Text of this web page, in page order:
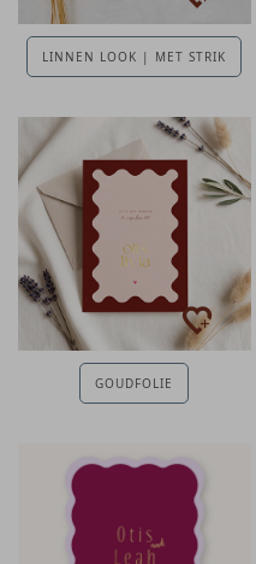
LINNEN LOOK | MET STRIK
GOUDFOLIE